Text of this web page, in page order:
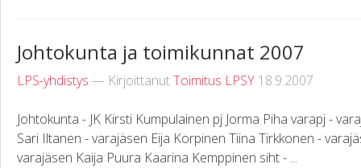
Johtokunta ja toimikunnat 2007
LPS-yhdistys — KirjoittanutToimitus LPSY 18.9.2007
Johtokunta - JK Kirsti Kumpulainen pj Jorma Piha varapj -
Sari Iltanen - varajäsen Eija Korpinen Tiina Tirkkonen -
varajäsen Kaija Puura Kaarina Kemppinen siht - ...